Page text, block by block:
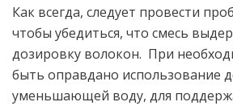
Как всегда, следует провести
чтобы убедиться, что смесь
дозировку волокон. При
быть оправдано использование
уменьшающей воду, для